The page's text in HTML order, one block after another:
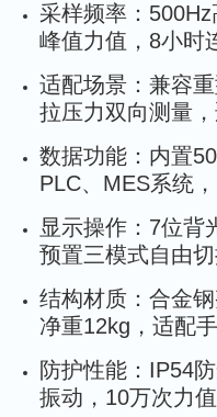
采样频率：
峰值力值，8小时
适配场景：兼容
拉压力双向测量
数据功能：内置
PLC、MES系统
显示操作：7位背
预置三模式自由
结构材质：合金
净重12kg，适配
防护性能：IP54
振动，10万次力